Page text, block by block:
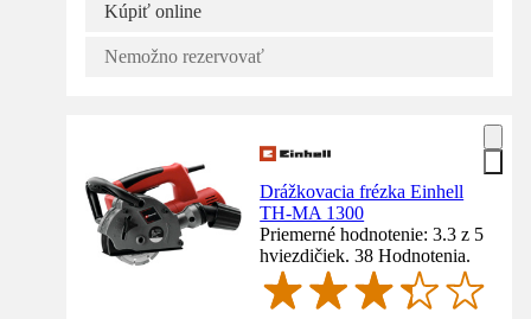
Kúpiť online
Nemožno rezervovať
Drážkovacia frézka Einhell
TH-MA 1300
Priemerné hodnotenie: 3.3 z 5
hviezdičiek. 38 Hodnotenia.